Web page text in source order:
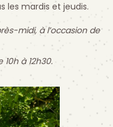
les mardis et jeudis.
midi, à l’occasion de
à 12h30.